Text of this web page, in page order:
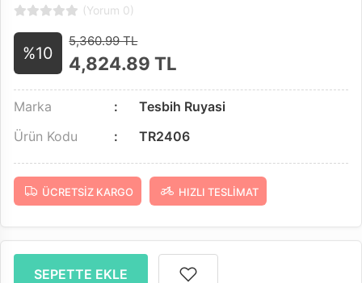
(Yorum 0)
%10
5,360.99 TL
4,824.89 TL
Marka
Tesbih Ruyasi
Ürün Kodu
TR2406
ÜCRETSIZ KARGO HIZLI TESLIMAT
SEPETTE EKLE